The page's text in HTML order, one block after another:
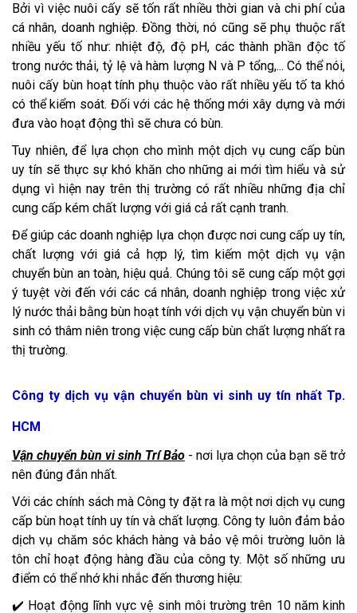
Bởi vì việc nuôi cấy sẽ tốn rất nhiều thời gian và chi phí của
cá nhân, doanh nghiệp. Đồng thời, nó cũng sẽ phụ thuộc rất
nhiều yếu tố như: nhiệt độ, độ pH, các thành phần độc tố
trong nước thải, tỷ lệ và hàm lượng N và P tổng,... Có thể nói,
nuôi cấy bùn hoạt tính phụ thuộc vào rất nhiều yếu tố ta khó
có thể kiểm soát. Đối với các hệ thống mới xây dựng và mới
đưa vào hoạt động thì sẽ chưa có bùn.
Tuy nhiên, để lựa chọn cho mình một dịch vụ cung cấp bùn
uy tín sẽ thực sự khó khăn cho những ai mới tìm hiểu và sử
dụng vì hiện nay trên thị trường có rất nhiều những địa chỉ
cung cấp kém chất lượng với giá cả rất cạnh tranh.
Để giúp các doanh nghiệp lựa chọn được nơi cung cấp uy tín,
chất lượng với giá cả hợp lý, tìm kiếm một dịch vụ vận
chuyển bùn an toàn, hiệu quả. Chúng tôi sẽ cung cấp một gợi
ý tuyệt vời đến với các cá nhân, doanh nghiệp trong việc xử
lý nước thải bằng bùn hoạt tính với dịch vụ vận chuyển bùn vi
sinh có thâm niên trong việc cung cấp bùn chất lượng nhất ra
thị trường.
Công ty dịch vụ vận chuyển bùn vi sinh uy tín nhất Tp.
HCM
Vận chuyển bùn vi sinh Trí Bảo - nơi lựa chọn của bạn sẽ trở
nên đúng đắn nhất.
Với các chính sách mà Công ty đặt ra là một nơi dịch vụ cung
cấp bùn hoạt tính uy tín và chất lượng. Công ty luôn đảm bảo
dịch vụ chăm sóc khách hàng và bảo vệ môi trường luôn là
tôn chỉ hoạt động hàng đầu của công ty. Một số những ưu
điểm có thể nhớ khi nhắc đến thương hiệu:
✔️ Hoạt động lĩnh vực vệ sinh môi trường trên 10 năm kinh